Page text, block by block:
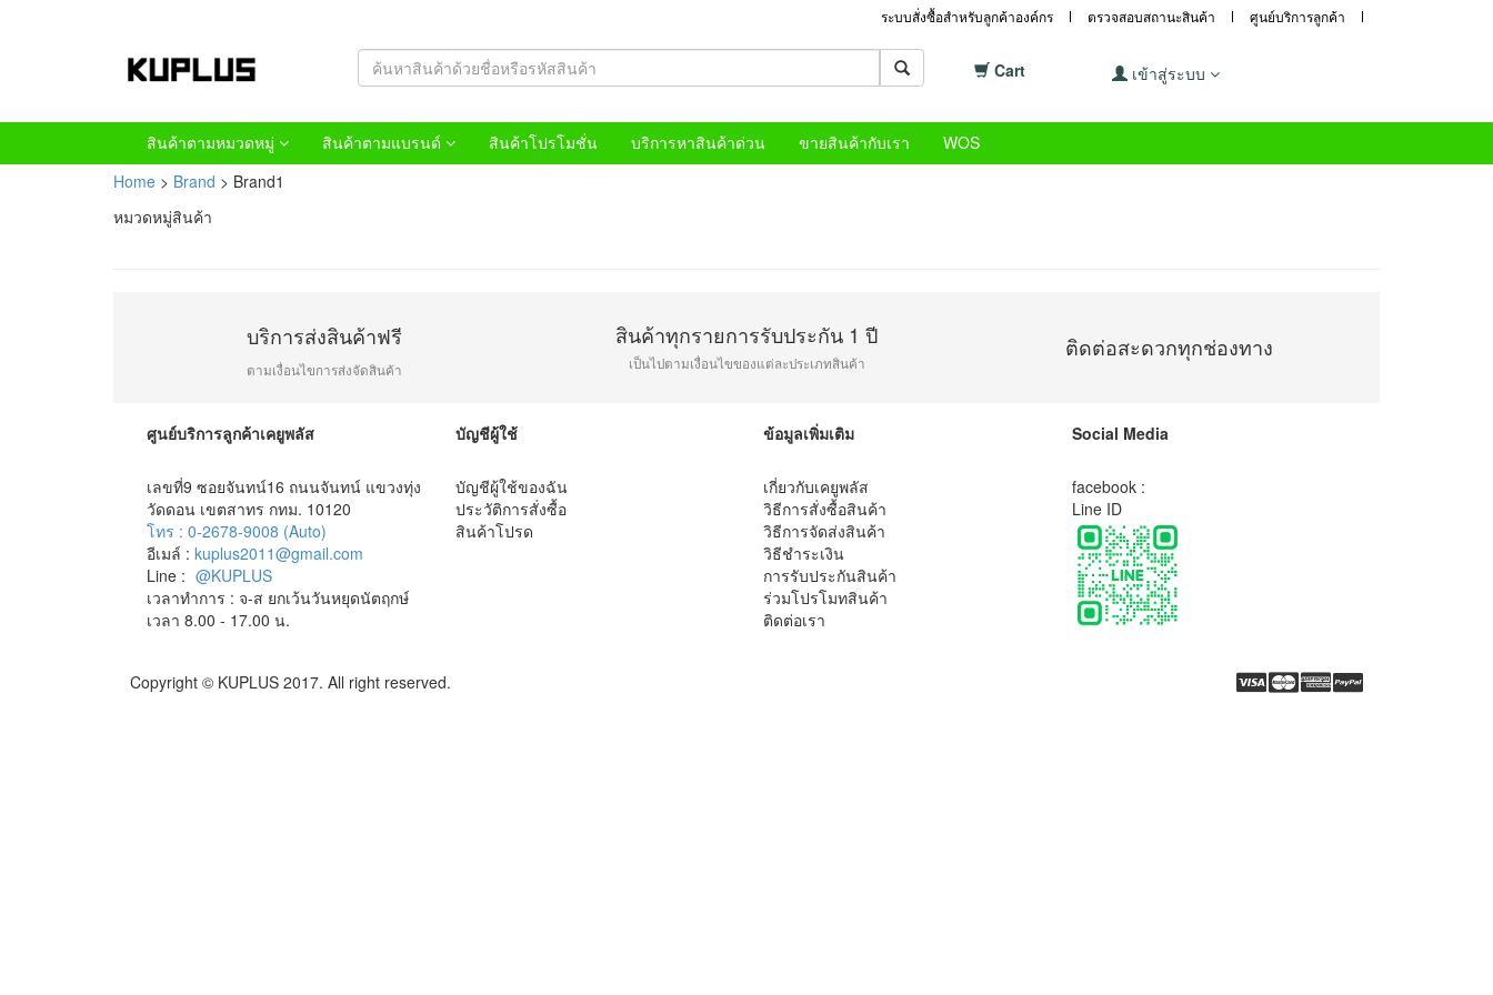
ระบบสั่งซื้อสำหรับลูกค้าองค์กร ตรวจสอบสถานะสินค้า ศูนย์บริการลูกค้า
Cart เข้าสู่ระบบ
สินค้าตามหมวดหมู่ สินค้าตามแบรนด์ สินค้าโปรโมชั่น บริการหาสินค้าด่วน ขายสินค้ากับเรา
WOS
Home > Brand > Brand1
หมวดหมู่สินค้า
บริการส่งสินค้าฟรี
ตามเงื่อนไขการส่งจัดสินค้า
สินค้าทุกรายการรับประกัน 1 ปี
เป็นไปตามเงื่อนไขของแต่ละประเภทสินค้า
ติดต่อสะดวกทุกช่องทาง
ศูนย์บริการลูกค้าเคยูพลัส
เลขที่9 ซอยจันทน์16 ถนนจันทน์ แขวงทุ่ง
วัดดอน เขตสาทร กทม. 10120
โทร : 0-2678-9008 (Auto)
อีเมล์ : kuplus2011@gmail.com
Line : @KUPLUS
เวลาทำการ : จ-ส ยกเว้นวันหยุดนัตฤกษ์
เวลา 8.00 - 17.00 น.
บัญชีผู้ใช้
บัญชีผู้ใช้ของฉัน
ประวัติการสั่งซื้อ
สินค้าโปรด
ข้อมูลเพิ่มเติม
เกี่ยวกับเคยูพลัส
วิธีการสั่งซื้อสินค้า
วิธีการจัดส่งสินค้า
วิธีชำระเงิน
การรับประกันสินค้า
ร่วมโปรโมทสินค้า
ติดต่อเรา
Social Media
facebook :
Line ID
Copyright © KUPLUS 2017. All right reserved.